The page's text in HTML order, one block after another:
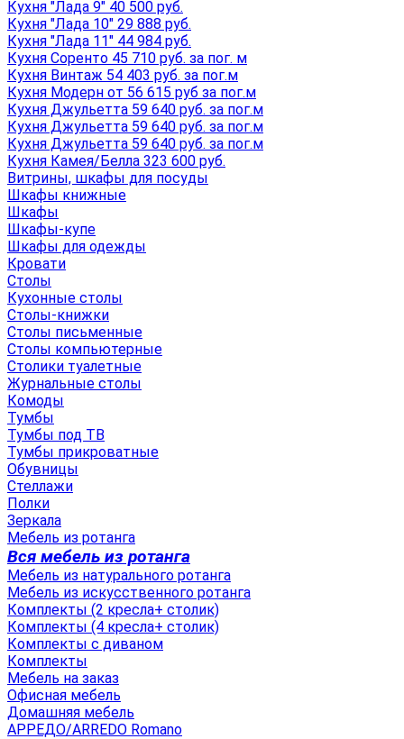
Кухня "Лада 9" 40 500 руб.
Кухня "Лада 10" 29 888 руб.
Кухня "Лада 11" 44 984 руб.
Кухня Соренто 45 710 руб. за пог. м
Кухня Винтаж 54 403 руб. за пог.м
Кухня Модерн от 56 615 руб за пог.м
Кухня Джульетта 59 640 руб. за пог.м
Кухня Джульетта 59 640 руб. за пог.м
Кухня Джульетта 59 640 руб. за пог.м
Кухня Камея/Белла 323 600 руб.
Витрины, шкафы для посуды
Шкафы книжные
Шкафы
Шкафы-купе
Шкафы для одежды
Кровати
Столы
Кухонные столы
Столы-книжки
Столы письменные
Столы компьютерные
Столики туалетные
Журнальные столы
Комоды
Тумбы
Тумбы под ТВ
Тумбы прикроватные
Обувницы
Стеллажи
Полки
Зеркала
Мебель из ротанга
Вся мебель из ротанга
Мебель из натурального ротанга
Мебель из искусственного ротанга
Комплекты (2 кресла+ столик)
Комплекты (4 кресла+ столик)
Комплекты с диваном
Комплекты
Мебель на заказ
Офисная мебель
Домашняя мебель
АРРЕДО/ARREDO Romano